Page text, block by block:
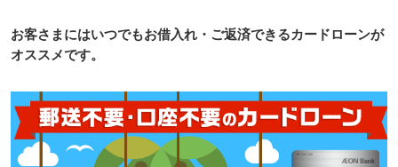
お客さまにはいつでもお借入れ・ご返済できるカードローンが
オススメです。